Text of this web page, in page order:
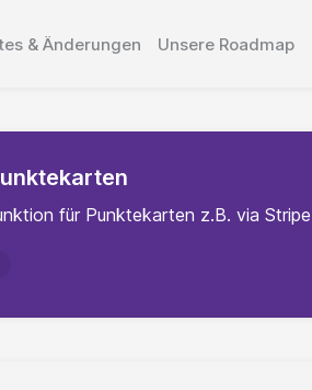
& Änderungen Unsere Roadmap
für Punktekarten z.B. via Stripe